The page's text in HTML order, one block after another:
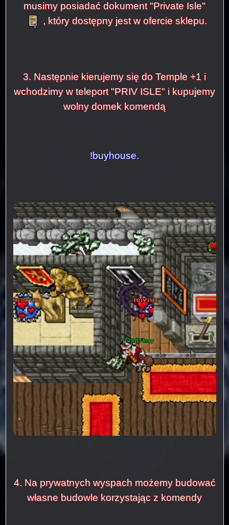
musimy posiadać dokument "Private Isle"
, który dostępny jest w ofercie sklepu.
3. Następnie kierujemy się do Temple +1 i
wchodzimy w teleport "PRIV ISLE" i kupujemy
wolny domek komendą
!buyhouse.
4. Na prywatnych wyspach możemy budować
własne budowle korzystając z komendy